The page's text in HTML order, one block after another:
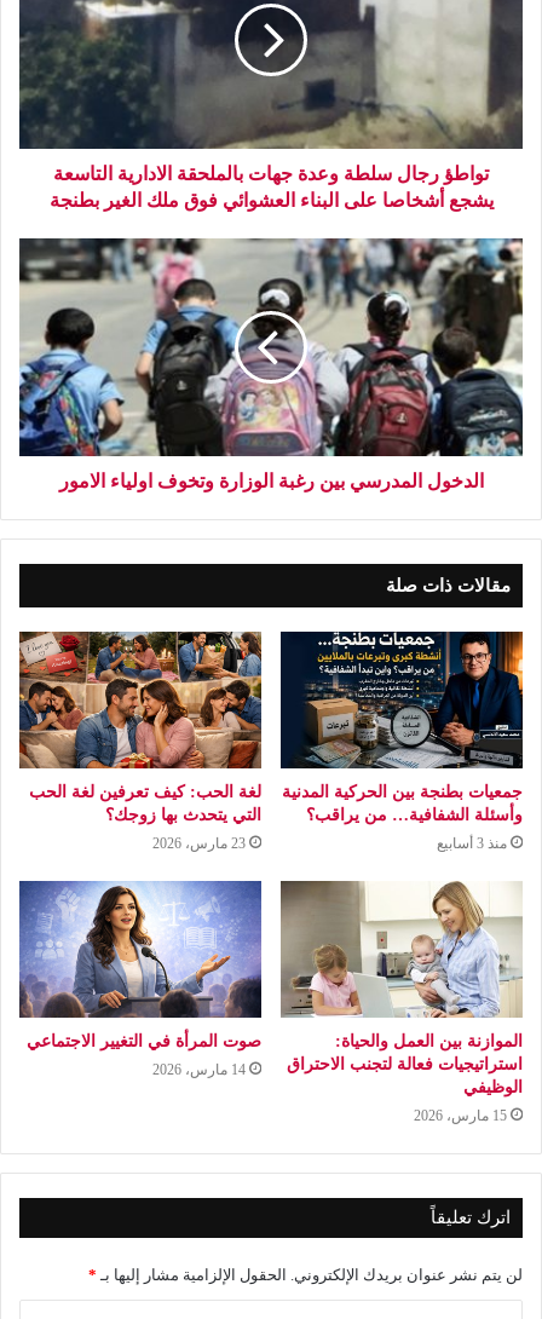
تواطؤ رجال سلطة وعدة جهات بالملحقة الادارية التاسعة
يشجع أشخاصا على البناء العشوائي فوق ملك الغير بطنجة
الدخول المدرسي بين رغبة الوزارة وتخوف اولياء الامور
مقالات ذات صلة
جمعيات بطنجة بين الحركية المدنية
وأسئلة الشفافية… من يراقب؟
منذ 3 أسابيع
لغة الحب: كيف تعرفين لغة الحب
التي يتحدث بها زوجك؟
23 مارس، 2026
الموازنة بين العمل والحياة:
استراتيجيات فعالة لتجنب الاحتراق
الوظيفي
15 مارس، 2026
صوت المرأة في التغيير الاجتماعي
14 مارس، 2026
اترك تعليقاً
لن يتم نشر عنوان بريدك الإلكتروني. الحقول الإلزامية مشار إليها بـ *